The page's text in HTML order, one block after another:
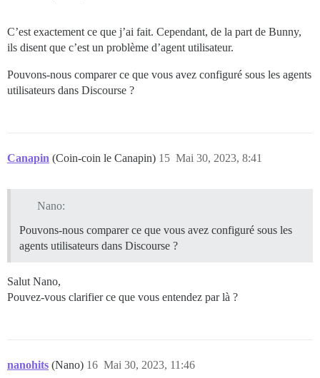
C’est exactement ce que j’ai fait. Cependant, de la part de Bunny,
ils disent que c’est un problème d’agent utilisateur.
Pouvons-nous comparer ce que vous avez configuré sous les agents
utilisateurs dans Discourse ?
Canapin (Coin-coin le Canapin) Mai 30, 2023, 8:41
15
Nano:
Pouvons-nous comparer ce que vous avez configuré sous les
agents utilisateurs dans Discourse ?
Salut Nano,
Pouvez-vous clarifier ce que vous entendez par là ?
nanohits (Nano) Mai 30, 2023, 11:46
16